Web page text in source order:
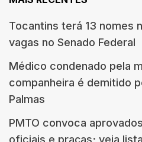
Tocantins terá 13 nomes
vagas no Senado Federal
Médico condenado pela
companheira é demitido
Palmas
PMTO convoca
oficiais e praças; veja